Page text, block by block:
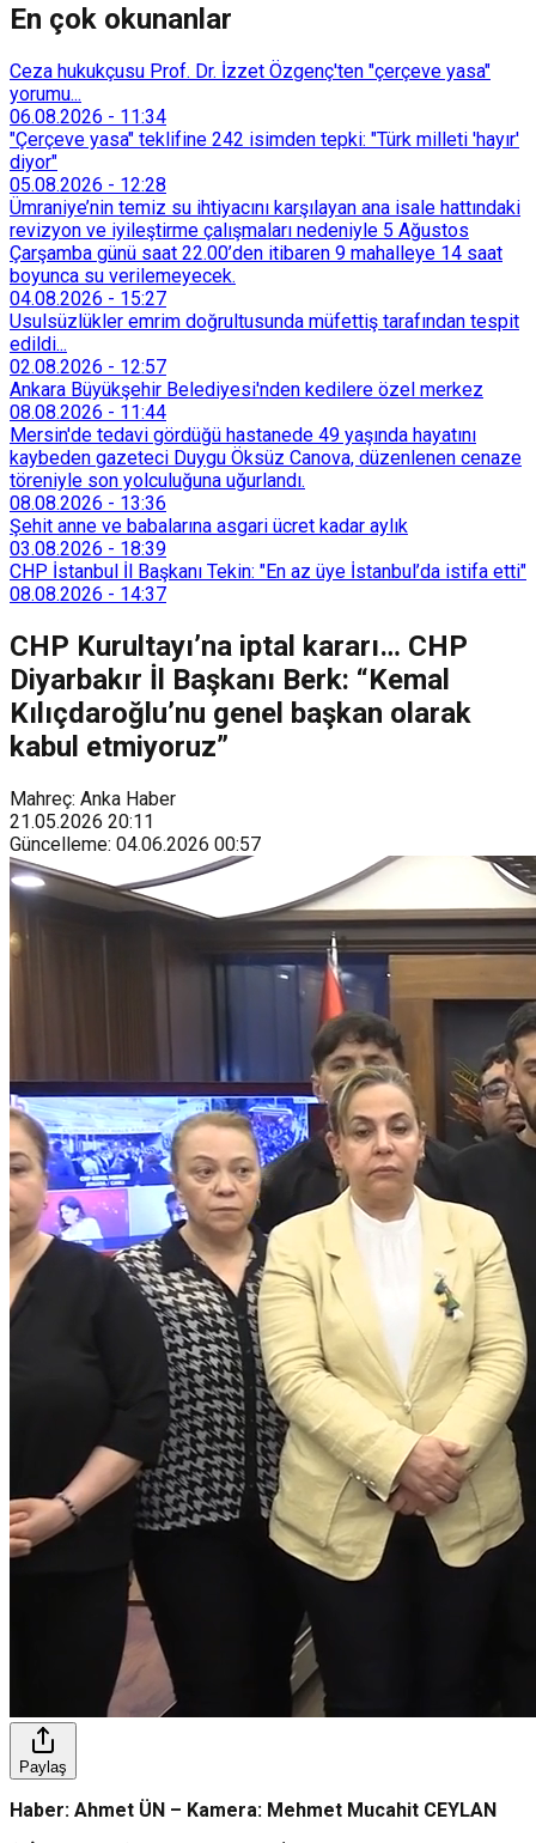
En çok okunanlar
Ceza hukukçusu Prof. Dr. İzzet Özgenç'ten "çerçeve yasa"
yorumu...
06.08.2026 - 11:34
"Çerçeve yasa" teklifine 242 isimden tepki: "Türk milleti 'hayır'
diyor"
05.08.2026 - 12:28
Ümraniye’nin temiz su ihtiyacını karşılayan ana isale hattındaki
revizyon ve iyileştirme çalışmaları nedeniyle 5 Ağustos
Çarşamba günü saat 22.00’den itibaren 9 mahalleye 14 saat
boyunca su verilemeyecek.
04.08.2026 - 15:27
Usulsüzlükler emrim doğrultusunda müfettiş tarafından tespit
edildi...
02.08.2026 - 12:57
Ankara Büyükşehir Belediyesi'nden kedilere özel merkez
08.08.2026 - 11:44
Mersin'de tedavi gördüğü hastanede 49 yaşında hayatını
kaybeden gazeteci Duygu Öksüz Canova, düzenlenen cenaze
töreniyle son yolculuğuna uğurlandı.
08.08.2026 - 13:36
Şehit anne ve babalarına asgari ücret kadar aylık
03.08.2026 - 18:39
CHP İstanbul İl Başkanı Tekin: "En az üye İstanbul’da istifa etti"
08.08.2026 - 14:37
CHP Kurultayı’na iptal kararı… CHP
Diyarbakır İl Başkanı Berk: “Kemal
Kılıçdaroğlu’nu genel başkan olarak
kabul etmiyoruz”
Mahreç: Anka Haber
21.05.2026 20:11
Güncelleme: 04.06.2026 00:57
Paylaş
Haber: Ahmet ÜN – Kamera: Mehmet Mucahit CEYLAN